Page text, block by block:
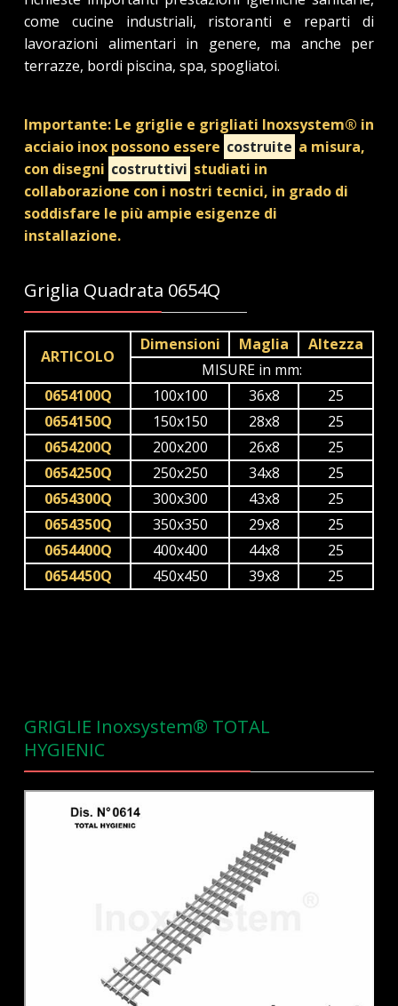
come cucine industriali, ristoranti e reparti di
lavorazioni alimentari in genere, ma anche per
terrazze, bordi piscina, spa, spogliatoi.
Importante: Le griglie e grigliati Inoxsystem® in
acciaio inox possono essere costruite a misura,
con disegni costruttivi studiati in
collaborazione con i nostri tecnici, in grado di
soddisfare le più ampie esigenze di
installazione.
Griglia Quadrata 0654Q
ARTICOLO
Dimensioni Maglia
Altezza
MISURE in mm:
0654100Q
100x100 36x8
25
0654150Q
150x150 28x8
25
0654200Q
200x200 26x8
25
0654250Q
250x250 34x8
25
0654300Q
300x300 43x8
25
0654350Q
350x350 29x8
25
0654400Q
400x400 44x8
25
0654450Q
450x450 39x8 25
GRIGLIE Inoxsystem® TOTAL
HYGIENIC